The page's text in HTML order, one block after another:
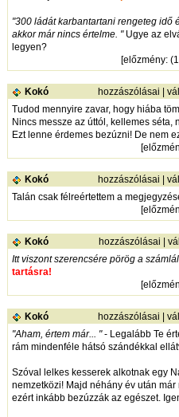
"300 ládát karbantartani rengeteg idő
akkor már nincs értelme. "Ugye az
legyen?
[előzmény:
Kokó hozzászólásai |
Tudod mennyire zavar, hogy hiába
Nincs messze az úttól, kellemes
Ezt lenne érdemes bezúzni! De nem
[
Kokó hozzászólásai |
Talán csak félreértettem a
[
Kokó hozzászólásai |
Itt viszont szerencsére pörög a
tartásra!
[
Kokó hozzászólásai |
"Aham, értem már... "- Legalább Te
rám mindenféle hátsó szándékkal
Szóval lelkes kesserek alkotnak egy
nemzetközi! Majd néhány év után
ezért inkább bezúzzák az egészet.